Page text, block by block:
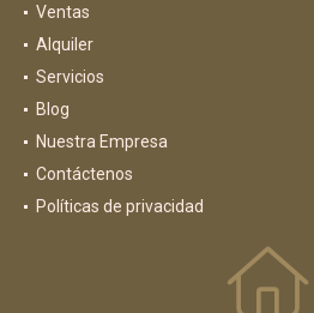
Ventas
Alquiler
Servicios
Blog
Nuestra Empresa
Contáctenos
Políticas de privacidad